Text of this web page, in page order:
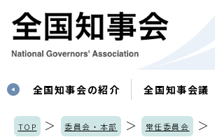
全国知事会の紹介 全国知事会議
TOP ＞ 委員会・本部 ＞ 常任委員会 ＞